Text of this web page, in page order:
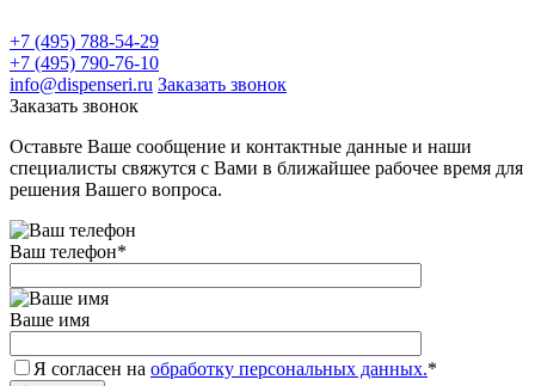
+7 (495) 788-54-29
+7 (495) 790-76-10
info@dispenseri.ru Заказать звонок
Заказать звонок
Оставьте Ваше сообщение и контактные данные и наши
специалисты свяжутся с Вами в ближайшее рабочее время для
решения Вашего вопроса.
Ваш телефон*
Ваше имя
Я согласен на обработку персональных данных.*